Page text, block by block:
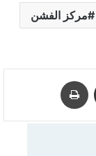
مركز الفشن
مشاركة عبر البريد